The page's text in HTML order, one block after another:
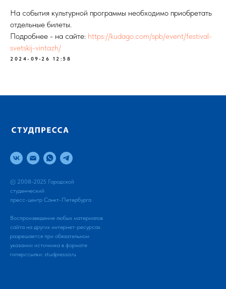
На события культурной программы необходимо приобретать
отдельные билеты.
Подробнее - на сайте: https://kudago.com/spb/event/festival-
svetskij-vintazh/
2024-09-26 12:58
© 2008-2025 Городской
студенческий
пресс-центр Санкт-Петербурга
Воспроизведение любых материалов
сайта на других интернет-ресурсах
разрешается при обязательном
указании источника в формате
гиперссылки: studpressa.ru